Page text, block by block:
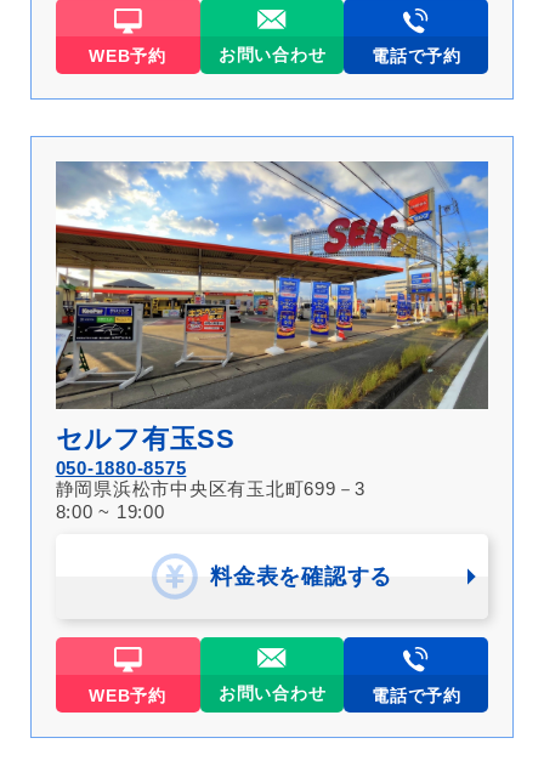
WEB予約 お問い合わせ 電話で予約
セルフ有玉SS
050-1880-8575
静岡県浜松市中央区有玉北町699－3
8:00 ~ 19:00
料金表を確認する
WEB予約 お問い合わせ 電話で予約